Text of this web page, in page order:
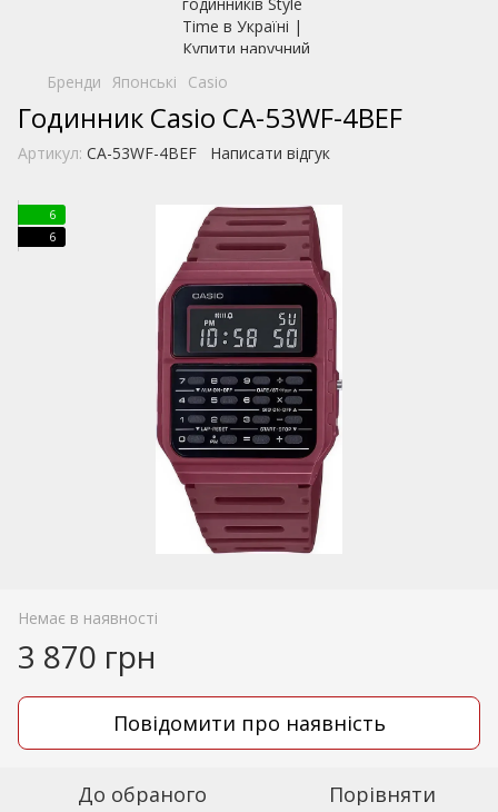
Бренди Японські Casio
Годинник Casio CA-53WF-4BEF
Артикул: CA-53WF-4BEF Написати відгук
6
6
Немає в наявності
3 870 грн
Повідомити про наявність
До обраного Порівняти